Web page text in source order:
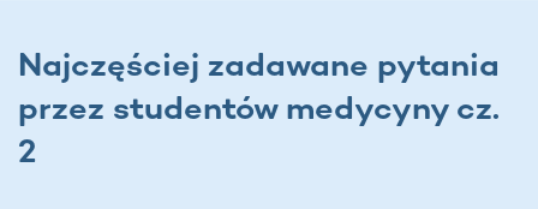
Najczęściej zadawane pytania
przez studentów medycyny cz.
2